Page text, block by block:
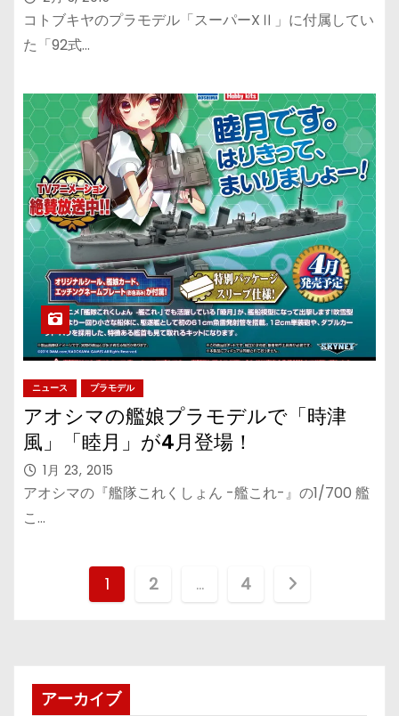
コトブキヤのプラモデル「スーパーXⅡ」に付属してい
た「92式…
ニュース プラモデル
アオシマの艦娘プラモデルで「時津
風」「睦月」が4月登場！
1月 23, 2015
アオシマの『艦隊これくしょん -艦これ-』の1/700 艦
こ…
投
ペ
1 2 … 4
アーカイブ